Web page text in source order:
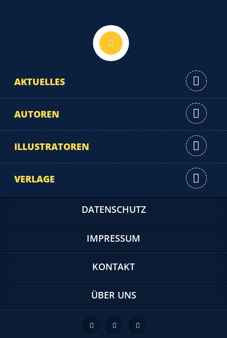
AKTUELLES
AUTOREN
ILLUSTRATOREN
VERLAGE
DATENSCHUTZ
IMPRESSUM
KONTAKT
ÜBER UNS
Feed